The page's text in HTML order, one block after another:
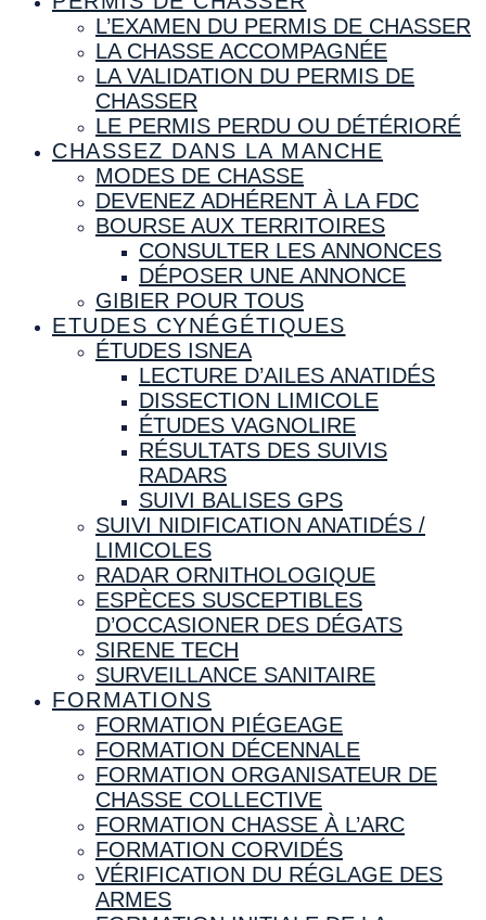
L’EXAMEN DU PERMIS DE CHASSER
LA CHASSE ACCOMPAGNÉE
LA VALIDATION DU PERMIS DE
CHASSER
LE PERMIS PERDU OU DÉTÉRIORÉ
CHASSEZ DANS LA MANCHE
MODES DE CHASSE
DEVENEZ ADHÉRENT À LA FDC
BOURSE AUX TERRITOIRES
CONSULTER LES ANNONCES
DÉPOSER UNE ANNONCE
GIBIER POUR TOUS
ETUDES CYNÉGÉTIQUES
ÉTUDES ISNEA
LECTURE D’AILES ANATIDÉS
DISSECTION LIMICOLE
ÉTUDES VAGNOLIRE
RÉSULTATS DES SUIVIS
RADARS
SUIVI BALISES GPS
SUIVI NIDIFICATION ANATIDÉS /
LIMICOLES
RADAR ORNITHOLOGIQUE
ESPÈCES SUSCEPTIBLES
D’OCCASIONER DES DÉGATS
SIRENE TECH
SURVEILLANCE SANITAIRE
FORMATIONS
FORMATION PIÉGEAGE
FORMATION DÉCENNALE
FORMATION ORGANISATEUR DE
CHASSE COLLECTIVE
FORMATION CHASSE À L’ARC
FORMATION CORVIDÉS
VÉRIFICATION DU RÉGLAGE DES
ARMES